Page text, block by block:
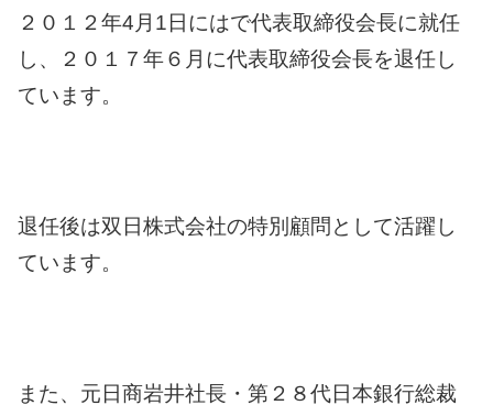
２０１２年4月1日にはで代表取締役会長に就任
し、２０１７年６月に代表取締役会長を退任し
ています。
退任後は双日株式会社の特別顧問として活躍し
ています。
また、元日商岩井社長・第２８代日本銀行総裁